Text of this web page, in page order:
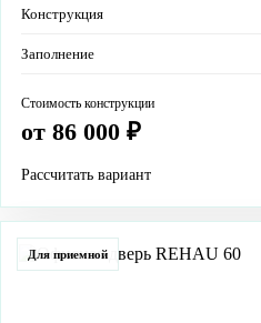
Конструкция
Заполнение
Стоимость конструкции
от 86 000 ₽
Рассчитать вариант
Для приемной